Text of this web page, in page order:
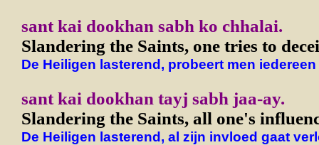
sant kai dookhan sabh ko chhalai.
Slandering the Saints, one tries to
De Heiligen lasterend, probeert men
sant kai dookhan tayj sabh jaa-ay.
Slandering the Saints, all one's
De Heiligen lasterend, al zijn invloed gaat